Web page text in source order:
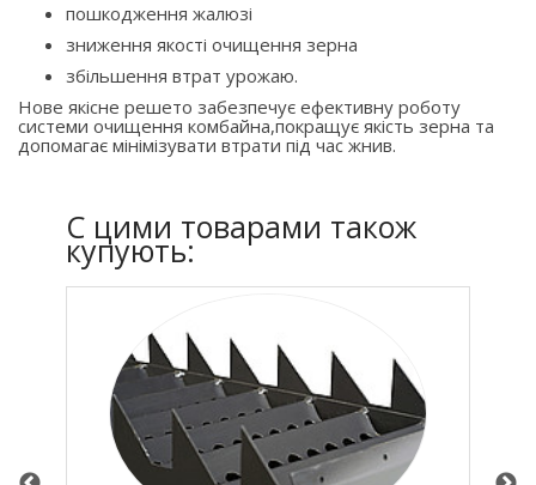
пошкодження жалюзі
зниження якості очищення зерна
збільшення втрат урожаю.
Нове якісне решето забезпечує ефективну роботу
системи очищення комбайна,покращує якість зерна та
допомагає мінімізувати втрати під час жнив.
C цими товарами також
купують: